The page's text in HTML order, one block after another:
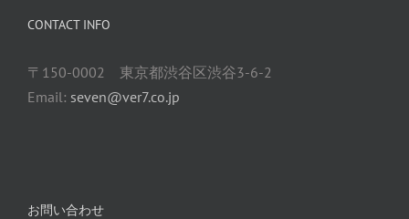
CONTACT INFO
〒150-0002 東京都渋谷区渋谷3-6-2
Email: seven@ver7.co.jp
お問い合わせ